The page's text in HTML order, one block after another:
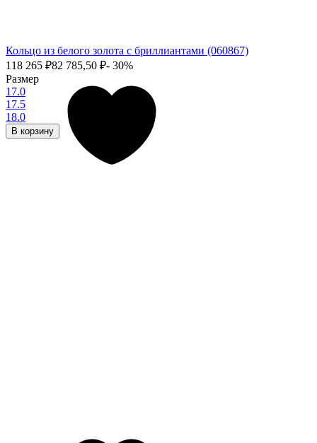
Кольцо из белого золота с бриллиантами (060867)
118 265 ₽82 785,50 ₽- 30%
Размер
17.0
17.5
18.0
В корзину